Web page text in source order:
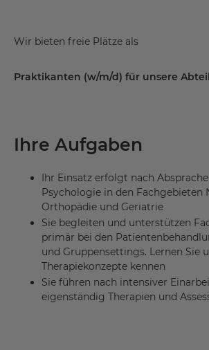
Wir bieten freie Plätze als
Praktikanten (w/m/d) für unsere
Ihre Aufgaben
Ihr Einsatz erfolgt nach
Psychologie in den Fachgebieten
Orthopädie und Geriatrie
Sie begleiten und unterstützen
primär bei den
und Gruppensettings. Lernen Sie
Therapiekonzepte kennen
Sie führen nach intensiver
eigenständig Therapien und